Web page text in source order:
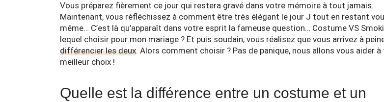
Vous préparez fièrement ce jour qui restera gravé dans votre mémoire à tout jamais.
Maintenant, vous réfléchissez à comment être très élégant le jour J tout en restant
même… C’est là qu’apparaît dans votre esprit la fameuse question… Costume VS
lequel choisir pour mon mariage ? Et puis soudain, vous réalisez que vous arrivez à
différencier les deux. Alors comment choisir ? Pas de panique, nous allons vous aider à
meilleur choix !
Quelle est la différence entre un costume et un